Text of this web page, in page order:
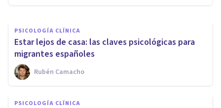
PSICOLOGÍA CLÍNICA
Estar lejos de casa: las claves psicológicas para
migrantes españoles
Rubén Camacho
PSICOLOGÍA CLÍNICA